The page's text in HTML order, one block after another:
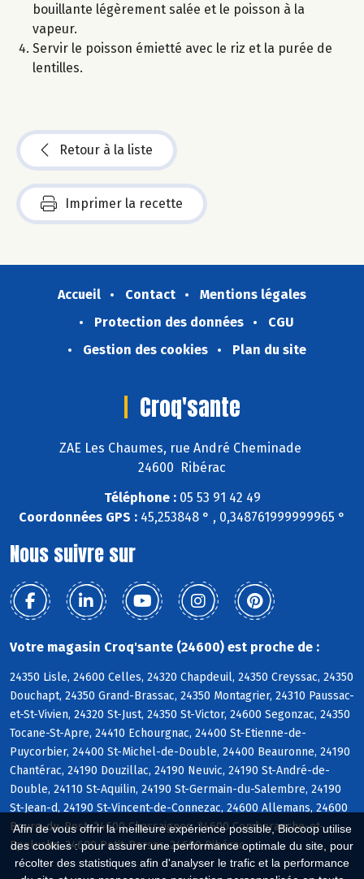
Afin de vous offrir la meilleure expérience possible, Biocoop utilise
des cookies : pour assurer une performance optimale du site, pour
récolter des statistiques afin d'analyser le trafic et la performance
bouillante légèrement salée et le poisson à la
vapeur.
Servir le poisson émietté avec le riz et la purée de
lentilles.
Retour à la liste
Imprimer la recette
Accueil Contact
Mentions légales
Protection des données
CGU
Gestion des cookies
Plan du site
Croq'sante
ZAE Les Chaumes, rue André Cheminade
24600 Ribérac
Téléphone :05 53 91 42 49
Coordonnées GPS : 45,253848 ° , 0,348761999999965 °
Nous suivre sur
Votre magasin Croq'sante (24600) est proche de :
24350 Lisle, 24600 Celles, 24320 Chapdeuil, 24350 Creyssac, 24350
Douchapt, 24350 Grand-Brassac, 24350 Montagrier, 24310 Paussac-
et-St-Vivien, 24320 St-Just, 24350 St-Victor, 24600 Segonzac, 24350
Tocane-St-Apre, 24410 Echourgnac, 24400 St-Etienne-de-
Puycorbier, 24400 St-Michel-de-Double, 24400 Beauronne, 24190
Chantérac, 24190 Douzillac, 24190 Neuvic, 24190 St-André-de-
Double, 24110 St-Aquilin, 24190 St-Germain-du-Salembre, 24190
St-Jean-d, 24190 St-Vincent-de-Connezac, 24600 Allemans, 24600
Bourg-du-Bost, 24600 Chassaignes, 24600 Comberanche-et-
Epeluche, 24600 Petit-Bersac, 24600 Ribérac